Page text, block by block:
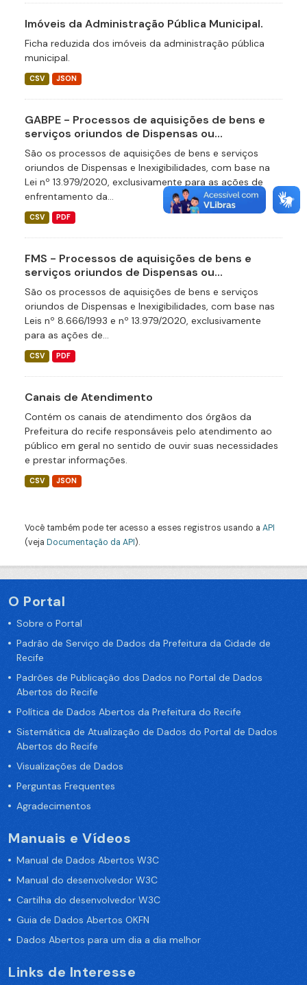
Imóveis da Administração Pública Municipal.
Ficha reduzida dos imóveis da administração pública
municipal.
CSV JSON
GABPE - Processos de aquisições de bens e
serviços oriundos de Dispensas ou...
São os processos de aquisições de bens e serviços
oriundos de Dispensas e Inexigibilidades, com base na
Lei nº 13.979/2020, exclusivamente para as ações de
enfrentamento da...
CSV PDF
FMS - Processos de aquisições de bens e
serviços oriundos de Dispensas ou...
São os processos de aquisições de bens e serviços
oriundos de Dispensas e Inexigibilidades, com base nas
Leis nº 8.666/1993 e nº 13.979/2020, exclusivamente
para as ações de...
CSV PDF
Canais de Atendimento
Contém os canais de atendimento dos órgãos da
Prefeitura do recife responsáveis pelo atendimento ao
público em geral no sentido de ouvir suas necessidades
e prestar informações.
CSV JSON
Você também pode ter acesso a esses registros usando a API
(veja Documentação da API).
O Portal
Sobre o Portal
Padrão de Serviço de Dados da Prefeitura da Cidade de
Recife
Padrões de Publicação dos Dados no Portal de Dados
Abertos do Recife
Política de Dados Abertos da Prefeitura do Recife
Sistemática de Atualização de Dados do Portal de Dados
Abertos do Recife
Visualizações de Dados
Perguntas Frequentes
Agradecimentos
Manuais e Vídeos
Manual de Dados Abertos W3C
Manual do desenvolvedor W3C
Cartilha do desenvolvedor W3C
Guia de Dados Abertos OKFN
Dados Abertos para um dia a dia melhor
Links de Interesse